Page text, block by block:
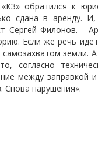
обратился к
сдана в аренду.
Сергей Филонов. -
Если же речь
земли.
согласно
между
Снова нарушения».